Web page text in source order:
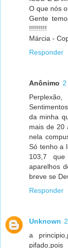
O que nós
Gente
!!!!!!!!!
Márcia -
Responder
Anônimo
da minha
mais de 20
nela
Só tenho a
103,7
aparelhos
breve se
Responder
Unknown
a